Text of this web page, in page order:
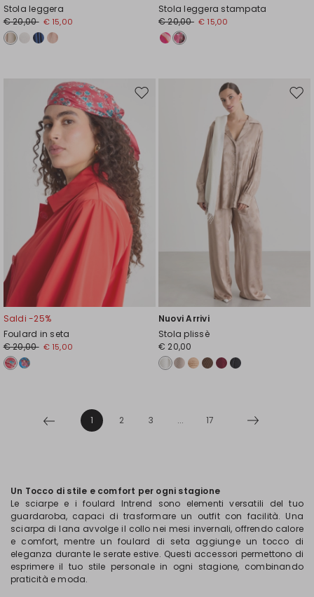
Stola leggera
€ 20,00 € 15,00
Stola leggera stampata
€ 20,00 € 15,00
Sposta
Saldi -25%
Foulard in seta
€ 20,00 € 15,00
Nuovi Arrivi
Stola plissè
€ 20,00
1 2 3 ... 17
Un Tocco di stile e comfort per ogni stagione
Le sciarpe e i foulard Intrend sono elementi versatili del tuo
guardaroba, capaci di trasformare un outfit con facilità. Una
sciarpa di lana avvolge il collo nei mesi invernali, offrendo calore
e comfort, mentre un foulard di seta aggiunge un tocco di
eleganza durante le serate estive. Questi accessori permettono di
esprimere il tuo stile personale in ogni stagione, combinando
praticità e moda.